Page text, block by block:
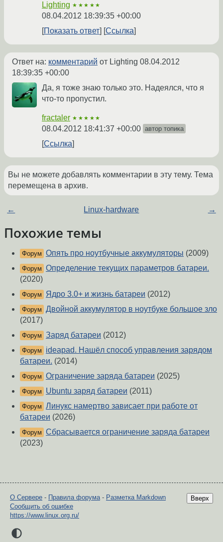
Lighting ★★★★★
08.04.2012 18:39:35 +00:00
Показать ответ
Ссылка
Ответ на: комментарий от Lighting 08.04.2012
18:39:35 +00:00
Да, я тоже знаю только это. Надеялся, что я
что-то пропустил.
fractaler ★★★★★
08.04.2012 18:41:37 +00:00 автор топика
Ссылка
Вы не можете добавлять комментарии в эту тему. Тема
перемещена в архив.
← Linux-hardware →
Похожие темы
Форум Опять про ноутбучные аккумуляторы (2009)
Форум Определение текущих параметров батареи.
(2020)
Форум Ядро 3.0+ и жизнь батареи (2012)
Форум Двойной аккумулятор в ноутбуке большое зло
(2017)
Форум Заряд батареи (2012)
Форум
ideapad. Нашёл способ управления зарядом
батареи. (2014)
Форум Ограничение заряда батареи (2025)
Форум Ubuntu заряд батареи (2011)
Форум Линукс намертво зависает при работе от
батареи (2026)
Форум Сбрасывается ограничение заряда батареи
(2023)
Вверх
О Сервере - Правила форума- Разметка Markdown
Сообщить об ошибке
https://www.linux.org.ru/